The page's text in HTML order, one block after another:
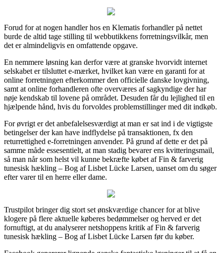
Forud for at nogen handler hos en Klematis forhandler på nettet
burde de altid tage stilling til webbutikkens forretningsvilkår, men
det er almindeligvis en omfattende opgave.
En nemmere løsning kan derfor være at granske hvorvidt internet
selskabet er tilsluttet e-mærket, hvilket kan være en garanti for at
online forretningen efterkommer den officielle danske lovgivning,
samt at online forhandleren ofte overværes af sagkyndige der har
nøje kendskab til lovene på området. Desuden får du lejlighed til en
hjælpende hånd, hvis du forvoldes problemstillinger med dit indkøb.
For øvrigt er det anbefalelsesværdigt at man er sat ind i de vigtigste
betingelser der kan have indflydelse på transaktionen, fx den
returrettighed e-forretningen anvender. På grund af dette er det på
samme måde essesentielt, at man stadig bevarer ens kvitteringsmail,
så man når som helst vil kunne bekræfte købet af Fin & farverig
tunesisk hækling – Bog af Lisbet Lücke Larsen, uanset om du søger
efter varer til en herre eller dame.
Trustpilot bringer dig stort set ønskværdige chancer for at blive
klogere på flere aktuelle køberes bedømmelser og herved er det
fornuftigt, at du analyserer netshoppens kritik af Fin & farverig
tunesisk hækling – Bog af Lisbet Lücke Larsen før du køber.